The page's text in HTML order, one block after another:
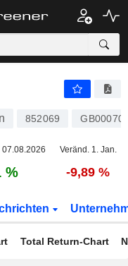
+0,71 %
852069
Veränd. 1. Jan.
% -9,89 %
Total Return-Chart